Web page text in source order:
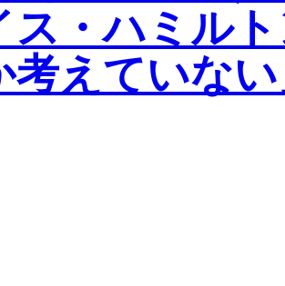
ス・ハミル
考えていな